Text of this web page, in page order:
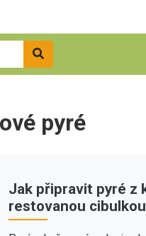
pyré
Jak připravit pyré z
restovanou